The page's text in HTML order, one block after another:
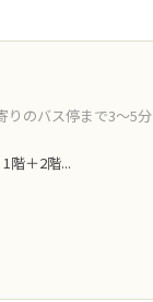
のバス停まで3〜5分
階＋2階...